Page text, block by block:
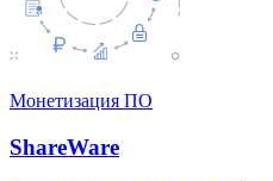
Монетизация ПО
ShareWare